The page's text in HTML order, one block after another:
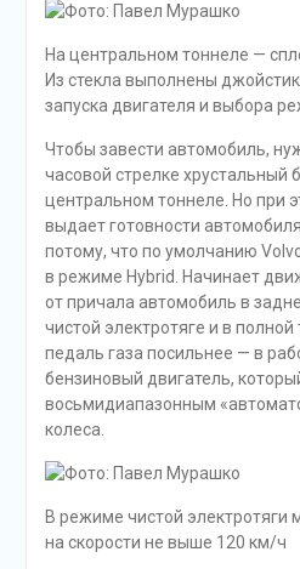
На центральном тоннеле —
Из стекла выполнены
запуска двигателя и выбора
Чтобы завести автомобиль,
часовой стрелке хрустальный
центральном тоннеле. Но при
выдает готовности
потому, что по умолчанию
в режиме Hybrid. Начинает
от причала автомобиль в
чистой электротяге и в
педаль газа посильнее — в
бензиновый двигатель,
восьмидиапазонным
колеса.
В режиме чистой электротяги
на скорости не выше 120 км/ч